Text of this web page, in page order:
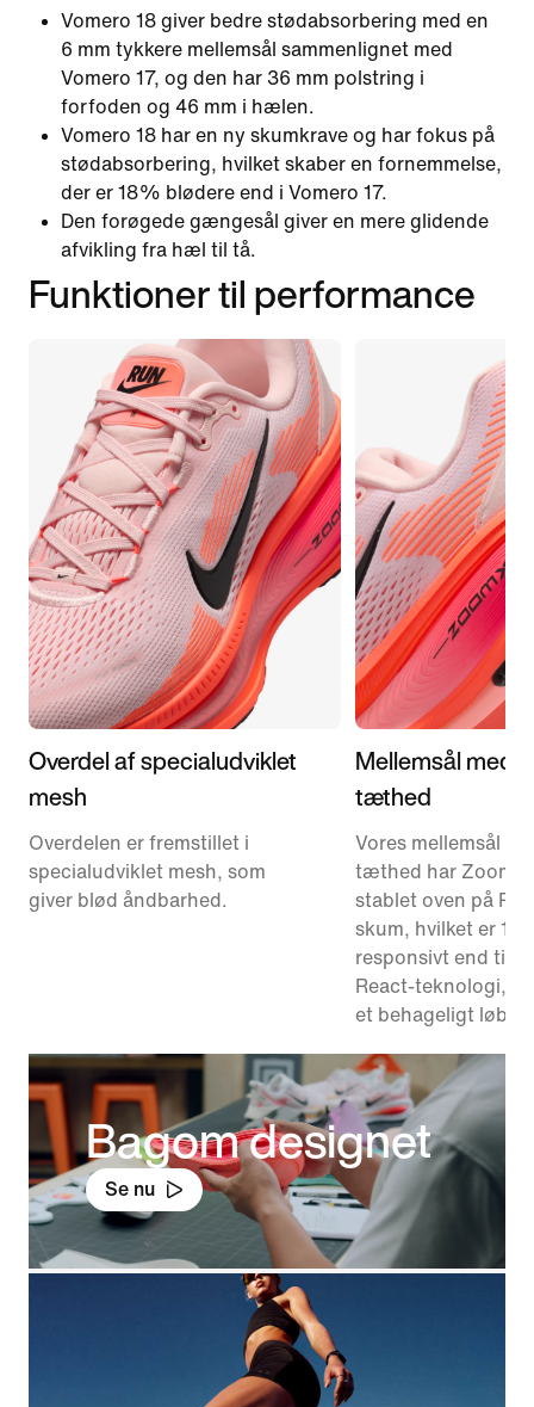
Vomero 18 giver bedre stødabsorbering med en
6 mm tykkere mellemsål sammenlignet med
Vomero 17, og den har 36 mm polstring i
forfoden og 46 mm i hælen.
Vomero 18 har en ny skumkrave og har fokus på
stødabsorbering, hvilket skaber en fornemmelse,
der er 18% blødere end i Vomero 17.
Den forøgede gængesål giver en mere glidende
afvikling fra hæl til tå.
Funktioner til performance
Overdel af specialudviklet
mesh
Overdelen er fremstillet i
specialudviklet mesh, som
giver blød åndbarhed.
Mellemsål med
tæthed
Vores mellemsål
tæthed har
stablet oven på
skum, hvilket er
responsivt end
React-teknologi,
et behageligt løb.
Bagom designet
Se nu